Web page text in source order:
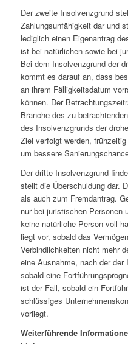
Der zweite Insolvenzgrund
Zahlungsunfähigkeit dar und
lediglich einen Eigenantrag
ist bei natürlichen sowie bei
Bei dem Insolvenzgrund der
kommt es darauf an, dass
an ihrem Fälligkeitsdatum
können. Der
Branche des zu
des Insolvenzgrunds der
Ziel verfolgt werden,
um bessere
Der dritte Insolvenzgrund
stellt die Überschuldung dar.
als auch zum Fremdantrag.
nur bei juristischen Personen
keine natürliche Person voll
liegt vor, sobald das
Verbindlichkeiten nicht mehr
eine Ausnahme, nach der
sobald eine
ist der Fall, sobald ein
schlüssiges
vorliegt.
Weiterführende